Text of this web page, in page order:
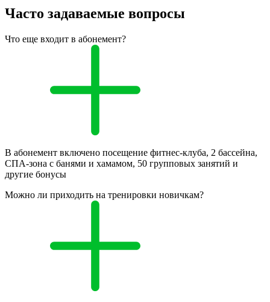
Часто задаваемые вопросы
Что еще входит в абонемент?
В абонемент включено посещение фитнес-клуба, 2 бассейна,
СПА-зона с банями и хамамом, 50 групповых занятий и
другие бонусы
Можно ли приходить на тренировки новичкам?